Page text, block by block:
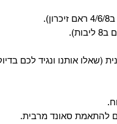
(שאלו אותנו ונגיד לכם
להתאמת סאונד מרבית.